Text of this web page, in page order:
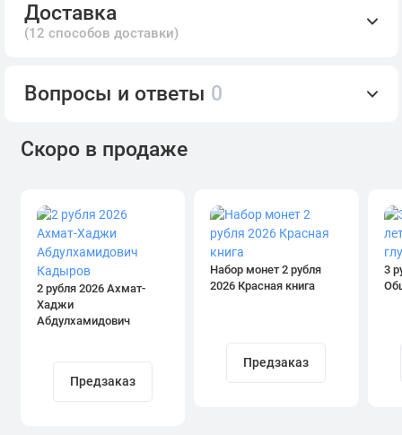
Доставка
(12 способов доставки)
Вопросы и ответы 0
Скоро в продаже
2 рубля 2026 Ахмат-
Хаджи
Абдулхамидович
Предзаказ
Набор монет 2 рубля
2026 Красная книга
Предзаказ
3